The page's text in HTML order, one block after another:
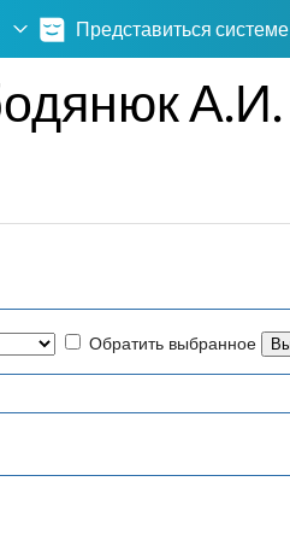
Представиться системе
Обратить выбранное